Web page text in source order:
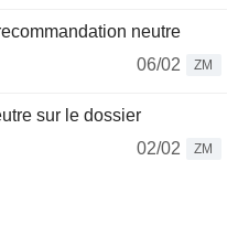
neutre
06/02
ZM
sur le dossier
02/02
ZM